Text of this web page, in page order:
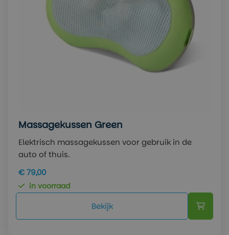
Massagekussen Green
Elektrisch massagekussen voor gebruik in de
auto of thuis.
€ 79,00
in voorraad
Bekijk